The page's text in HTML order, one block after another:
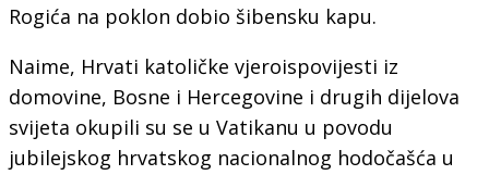
Rogića na poklon dobio šibensku kapu.
Naime, Hrvati katoličke vjeroispovijesti iz
domovine, Bosne i Hercegovine i drugih dijelova
svijeta okupili su se u Vatikanu u povodu
jubilejskog hrvatskog nacionalnog hodočašća u